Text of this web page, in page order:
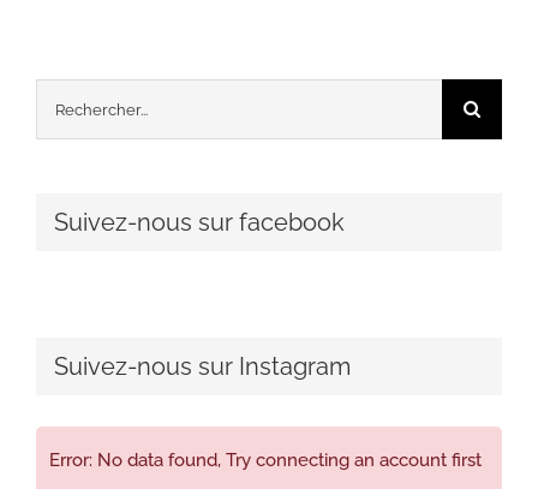
Rechercher:
Suivez-nous sur facebook
Suivez-nous sur Instagram
Error: No data found, Try connecting an account first